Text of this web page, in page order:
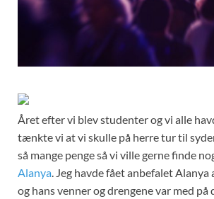
Året efter vi blev studenter og vi alle
tænkte vi at vi skulle på herre tur til
så mange penge så vi ville gerne finde
Alanya . Jeg havde fået anbefalet
og hans venner og drengene var med på